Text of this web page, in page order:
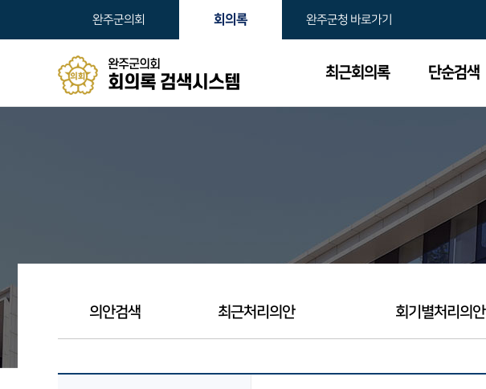
완주군의회 회의록 완주군청 바로가기
완주군의회
회의록 검색시스템 최근회의록 단순검색
의안검색 최근처리의안 회기별처리의안